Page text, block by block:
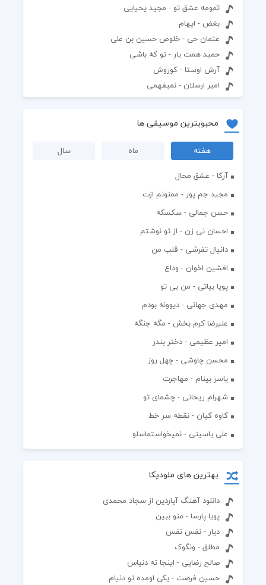
تمومه عشق تو - مجید یحیایی
بغض - ایهام
عثمان حی - خلوص حسین بن علی
حمید همت یار - تو که باشی
آرش اوستا - کوروش
امیر ارسلان - نمیفهمی
محبوبترین موسیقی ها
هفته ماه
سال
آرکا - عشق محال
مجید جم پور - ممنونم ازت
حسن جمالی - سکسکه
احسان نی زن - از تو نوشتم
دانیال تفرشی - قلب من
افشين اخوان - وداع
پویا بیاتی - من بی تو
مهدی جهانی - دیوونه بودم
علیرضا کرم بخش - مگه جنگه
امیر عظیمی - دختر بندر
محسن چاوشی - چهل روز
یاسر بینام - مهاجرت
شهرام ریحانی - چشمای تو
کاوه کیان - نقطه سر خط
علی یاسینی - نمیخواستماسلو
بهترین های ملودیکا
دانلود آهنگ آپاردین از سجاد محمدی
پویا پارسا - منو ببین
دیار - نفس نفس
مطلق - ونگوک
صالح رضایی - اینجا ته دنیاس
حسین فرصت - یکی اومده تو دنیام